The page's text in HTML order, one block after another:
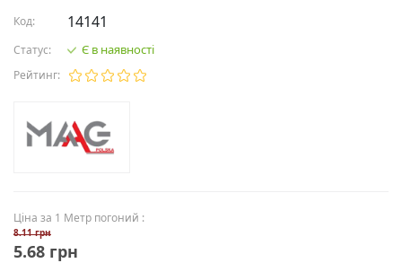
Код: 14141
Статус: Є в наявності
Рейтинг:
Ціна за 1 Метр погоний :
8.11 грн
5.68 грн